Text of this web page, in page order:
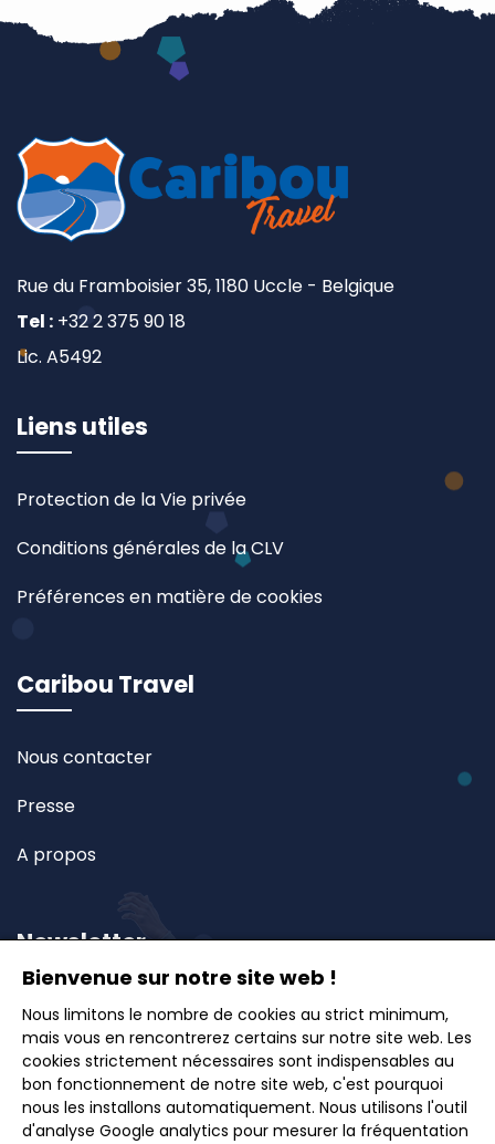
Rue du Framboisier 35, 1180 Uccle - Belgique
Tel : +32 2 375 90 18
Lic. A5492
Liens utiles
Protection de la Vie privée
Conditions générales de la CLV
Préférences en matière de cookies
Caribou Travel
Nous contacter
Presse
A propos
Newsletter
Inscrivez-vous à notre newsletter et recevez en
avant-première nos offres exclusives, idées de
voyages et conseils pour des escapades inoubliables.
Bienvenue sur notre site web !
Nous limitons le nombre de cookies au strict minimum,
mais vous en rencontrerez certains sur notre site web. Les
cookies strictement nécessaires sont indispensables au
bon fonctionnement de notre site web, c'est pourquoi
nous les installons automatiquement. Nous utilisons l'outil
d'analyse Google analytics pour mesurer la fréquentation